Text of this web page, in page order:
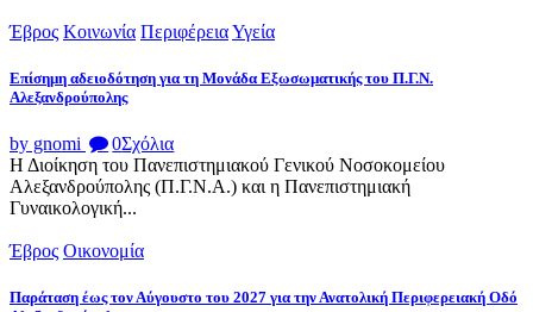
Έβρος Κοινωνία ΠεριφέρειαΥγεία
Επίσημη αδειοδότηση για τη Μονάδα Εξωσωματικής του Π.Γ.Ν.
Αλεξανδρούπολης
by gnomi 0Σχόλια
Η Διοίκηση του Πανεπιστημιακού Γενικού Νοσοκομείου
Αλεξανδρούπολης (Π.Γ.Ν.Α.) και η Πανεπιστημιακή
Γυναικολογική...
Έβρος Οικονομία
Παράταση έως τον Αύγουστο του 2027 για την Ανατολική Περιφερειακή Οδό